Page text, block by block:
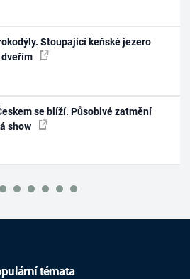
Stoupající keňské jezero
se blíží. Působivé zatmění
show
témata